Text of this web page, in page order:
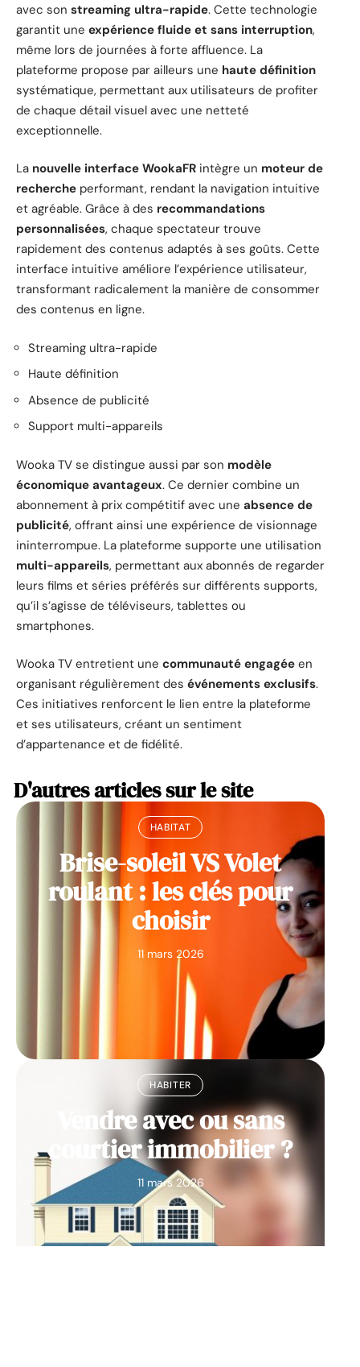
avec son streaming ultra-rapide. Cette technologie
garantit une expérience fluide et sans interruption,
même lors de journées à forte affluence. La
plateforme propose par ailleurs une haute définition
systématique, permettant aux utilisateurs de profiter
de chaque détail visuel avec une netteté
exceptionnelle.
La nouvelle interface WookaFR intègre un moteur de
recherche performant, rendant la navigation intuitive
et agréable. Grâce à des recommandations
personnalisées, chaque spectateur trouve
rapidement des contenus adaptés à ses goûts. Cette
interface intuitive améliore l’expérience utilisateur,
transformant radicalement la manière de consommer
des contenus en ligne.
Streaming ultra-rapide
Haute définition
Absence de publicité
Support multi-appareils
Wooka TV se distingue aussi par son modèle
économique avantageux. Ce dernier combine un
abonnement à prix compétitif avec une absence de
publicité, offrant ainsi une expérience de visionnage
ininterrompue. La plateforme supporte une utilisation
multi-appareils, permettant aux abonnés de regarder
leurs films et séries préférés sur différents supports,
qu’il s’agisse de téléviseurs, tablettes ou
smartphones.
Wooka TV entretient une communauté engagée en
organisant régulièrement des événements exclusifs.
Ces initiatives renforcent le lien entre la plateforme
et ses utilisateurs, créant un sentiment
d’appartenance et de fidélité.
D'autres articles sur le site
HABITAT
Brise-soleil VS Volet
roulant : les clés pour
choisir
11 mars 2026
HABITER
Vendre avec ou sans
courtier immobilier ?
11 mars 2026